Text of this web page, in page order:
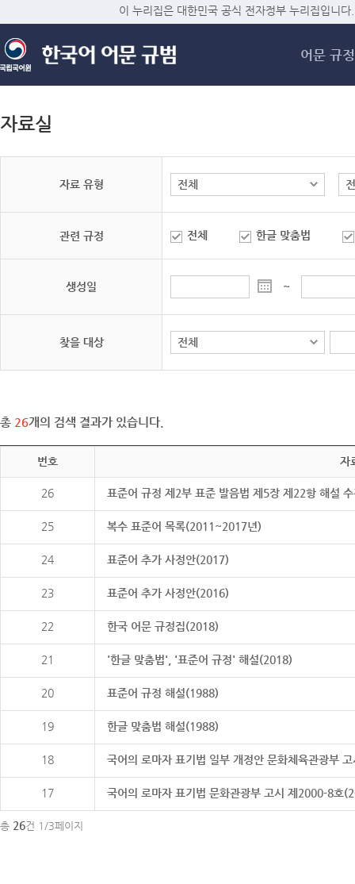
메
이 누리집은 대한민국 공식 전자정부 누리집입니다.
어문 규정
자료실
자료 유형
관련 규정 전체 한글 맞춤법
생성일 ~
찾을 대상
총 26개의 검색 결과가 있습니다.
번호 자
26 표준어 규정 제2부 표준 발음법 제5장 제22항 해설
25 복수 표준어 목록(2011~2017년)
24 표준어 추가 사정안(2017)
23 표준어 추가 사정안(2016)
22 한국 어문 규정집(2018)
21 '한글 맞춤법', '표준어 규정' 해설(2018)
20 표준어 규정 해설(1988)
19 한글 맞춤법 해설(1988)
18 국어의 로마자 표기법 일부 개정안 문화체육관광부
17 국어의 로마자 표기법 문화관광부 고시 제2000-8호
총 26건 1/3페이지